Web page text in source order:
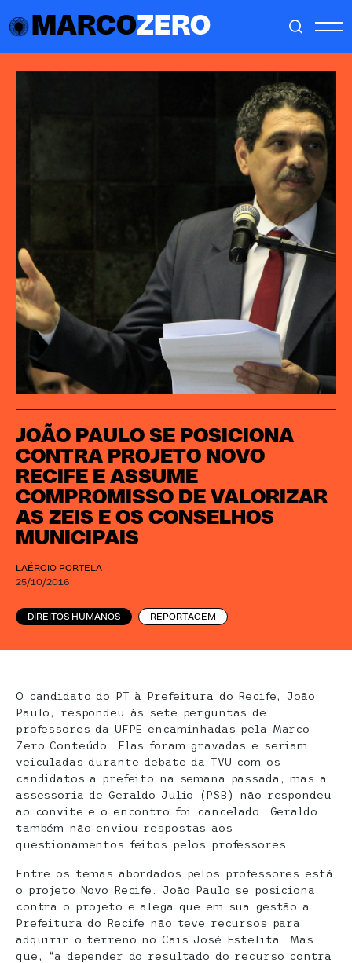
MARCOZERO
JOÃO PAULO SE POSICIONA
CONTRA PROJETO NOVO
RECIFE E ASSUME
COMPROMISSO DE VALORIZAR
AS ZEIS E OS CONSELHOS
MUNICIPAIS
LAÉRCIO PORTELA
25/10/2016
DIREITOS HUMANOS REPORTAGEM
O candidato do PT à Prefeitura do Recife, João
Paulo, respondeu às sete perguntas de
professores da UFPE encaminhadas pela Marco
Zero Conteúdo. Elas foram gravadas e seriam
veiculadas durante debate da TVU com os
candidatos a prefeito na semana passada, mas a
assessoria de Geraldo Julio (PSB) não respondeu
ao convite e o encontro foi cancelado. Geraldo
também não enviou respostas aos
questionamentos feitos pelos professores.
Entre os temas abordados pelos professores está
o projeto Novo Recife. João Paulo se posiciona
contra o projeto e alega que em sua gestão a
Prefeitura do Recife não teve recursos para
adquirir o terreno no Cais José Estelita. Mas
que, “a depender do resultado do recurso contra